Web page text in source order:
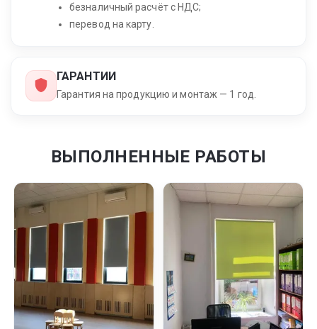
безналичный расчёт с НДС;
перевод на карту.
ГАРАНТИИ
Гарантия на продукцию и монтаж — 1 год.
ВЫПОЛНЕННЫЕ РАБОТЫ